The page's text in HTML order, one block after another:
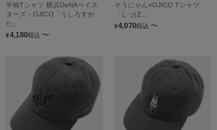
半袖Tシャツ 横浜DeNAベイス
ターズ・OJICO「うしろすが
た」
¥4,180税込 〜
そうにゃん×OJICO Tシャツ
「しっぽ」
¥4,070税込 〜